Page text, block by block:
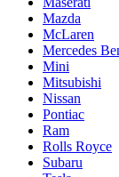
Mazda
McLaren
Mercedes
Mini
Mitsubishi
Nissan
Pontiac
Ram
Rolls Royce
Subaru